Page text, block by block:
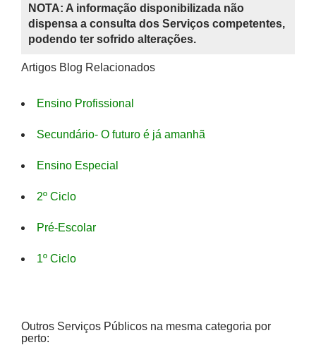
NOTA: A informação disponibilizada não
dispensa a consulta dos Serviços competentes,
podendo ter sofrido alterações.
Artigos Blog Relacionados
Ensino Profissional
Secundário- O futuro é já amanhã
Ensino Especial
2º Ciclo
Pré-Escolar
1º Ciclo
Outros Serviços Públicos na mesma categoria por
perto: